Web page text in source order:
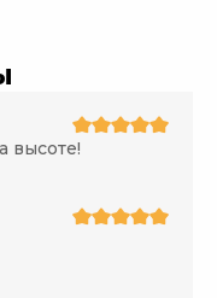
высоте!